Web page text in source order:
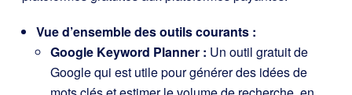
Vue d’ensemble des outils courants :
Google Keyword Planner : Un outil gratuit de
Google qui est utile pour générer des idées de